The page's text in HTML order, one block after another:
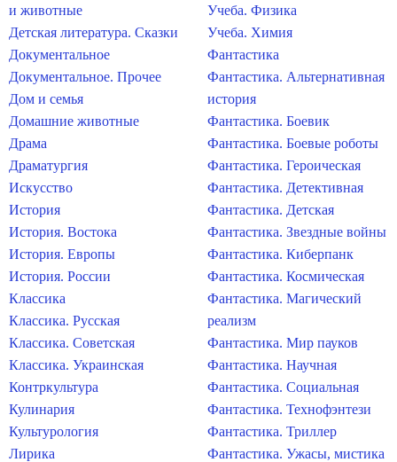
и животные
Детская литература. Сказки
Документальное
Документальное. Прочее
Дом и семья
Домашние животные
Драма
Драматургия
Искусство
История
История. Востока
История. Европы
История. России
Классика
Классика. Русская
Классика. Советская
Классика. Украинская
Контркультура
Кулинария
Культурология
Лирика
Учеба. Физика
Учеба. Химия
Фантастика
Фантастика. Альтернативная
история
Фантастика. Боевик
Фантастика. Боевые роботы
Фантастика. Героическая
Фантастика. Детективная
Фантастика. Детская
Фантастика. Звездные войны
Фантастика. Киберпанк
Фантастика. Космическая
Фантастика. Магический
реализм
Фантастика. Мир пауков
Фантастика. Научная
Фантастика. Социальная
Фантастика. Технофэнтези
Фантастика. Триллер
Фантастика. Ужасы, мистика